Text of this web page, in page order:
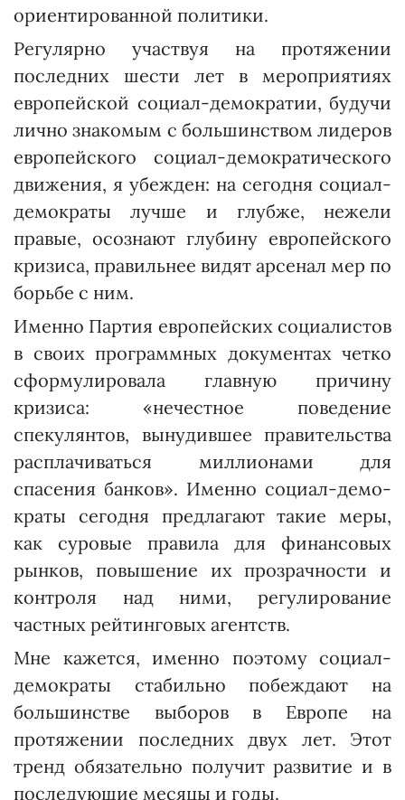
ориентированной политики.
Регулярно участвуя на протяжении
последних шести лет в мероприятиях
европейской социал-демократии, будучи
лично знакомым с большинством лидеров
европейского социал-демократического
движения, я убежден: на сегодня социал-
демократы лучше и глубже, нежели
правые, осознают глубину европейского
кризиса, правильнее видят арсенал мер по
борьбе с ним.
Именно Партия европейских социалистов
в своих программных документах четко
сформулировала главную причину
кризиса: «нечестное поведение
спекулянтов, вынудившее правительства
расплачиваться миллионами для
спасения банков». Именно социал-демо­
краты сегодня предлагают такие меры,
как суровые правила для финансовых
рынков, повышение их прозрачности и
контроля над ними, регулирование
частных рейтинговых агентств.
Мне кажется, именно поэтому социал-
демократы стабильно побеждают на
большинстве выборов в Европе на
протяжении последних двух лет. Этот
тренд обязательно получит развитие и в
последующие месяцы и годы.